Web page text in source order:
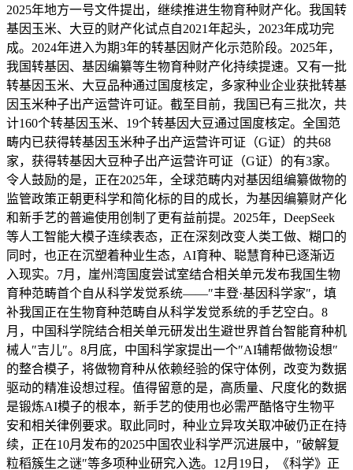
2025年地方一号文件提出，继续推进生物育种财产化。我国转
基因玉米、大豆的财产化试点自2021年起头，2023年成功完
成。2024年进入为期3年的转基因财产化示范阶段。2025年，
我国转基因、基因编纂等生物育种财产化持续提速。又有一批
转基因玉米、大豆品种通过国度核定，多家种业企业获批转基
因玉米种子出产运营许可证。截至目前，我国已有三批次，共
计160个转基因玉米、19个转基因大豆通过国度核定。全国范
畴内已获得转基因玉米种子出产运营许可证（G证）的共68
家，获得转基因大豆种子出产运营许可证（G证）的有3家。
令人鼓励的是，正在2025年，全球范畴内对基因组编纂做物的
监管政策正朝更科学和简化标的目的成长，为基因编纂财产化
和新手艺的普遍使用创制了更有益前提。2025年，DeepSeek
等人工智能大模子连续表态，正在深刻改变人类工做、糊口的
同时，也正在沉塑着种业生态，AI育种、聪慧育种已逐渐迈
入现实。7月，崖州湾国度尝试室结合相关单元发布我国生物
育种范畴首个自从科学发觉系统——″丰登·基因科学家″，填
补我国正在生物育种范畴自从科学发觉系统的手艺空白。8
月，中国科学院结合相关单元研发出生避世界首台智能育种机
械人″吉儿″。8月底，中国科学家提出一个″AI辅帮做物设想″
的整合模子，将做物育种从依赖经验的保守体例，改变为数据
驱动的精准设想过程。值得留意的是，高质量、尺度化的数据
是锻炼AI模子的根本，新手艺的使用也必需严酷恪守生物平
安和相关律例要求。取此同时，种业立异攻关取冲破仍正在持
续，正在10月发布的2025中国农业科学严沉进展中，″破解复
粒稻簇生之谜″等多项种业研究入选。12月19日，《科学》正